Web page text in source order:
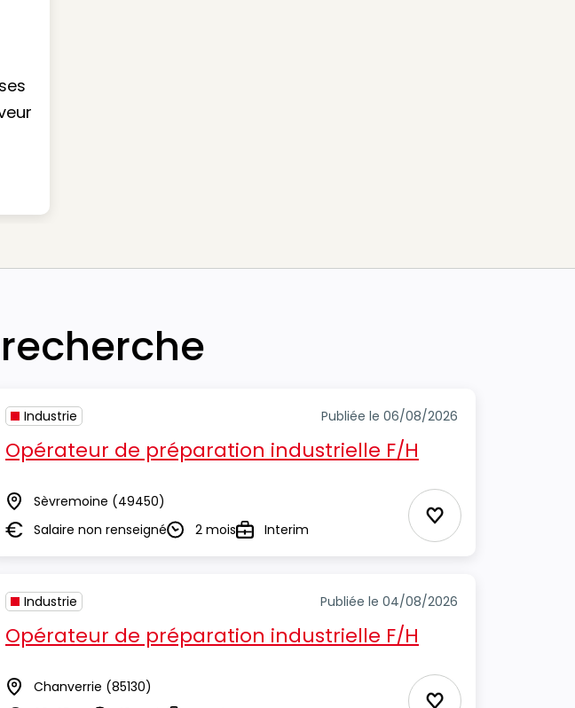
Favoris
Industrie Publiée le 06/08/2026
Opérateur de préparation industrielle F/H
Lieu Sèvremoine (49450)
SalaireSalaire non renseignéDurée2 moisTypeInterim Ajouter aux
Industrie Publiée le 04/08/2026
Opérateur de préparation industrielle F/H
Lieu Chanverrie (85130)